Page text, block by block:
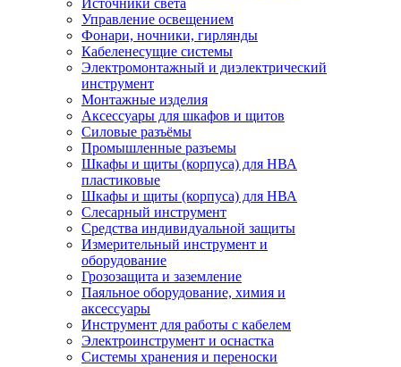
Источники света
Управление освещением
Фонари, ночники, гирлянды
Кабеленесущие системы
Электромонтажный и диэлектрический
инструмент
Монтажные изделия
Аксессуары для шкафов и щитов
Силовые разъёмы
Промышленные разъемы
Шкафы и щиты (корпуса) для НВА
пластиковые
Шкафы и щиты (корпуса) для НВА
Слесарный инструмент
Средства индивидуальной защиты
Измерительный инструмент и
оборудование
Грозозащита и заземление
Паяльное оборудование, химия и
аксессуары
Инструмент для работы с кабелем
Электроинструмент и оснастка
Системы хранения и переноски